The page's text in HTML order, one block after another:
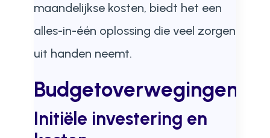
maandelijkse kosten, biedt het een
alles-in-één oplossing die veel zorgen
uit handen neemt.
Budgetoverwegingen
Initiële investering en